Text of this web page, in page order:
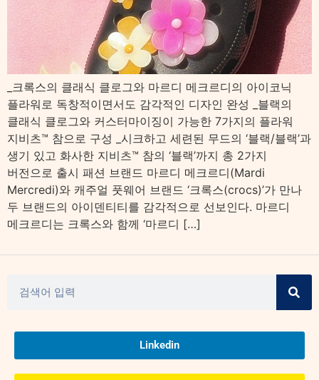
_크록스의 클래식 클로그와 마르디 메크르디의 아이코닉
플라워로 독창적이면서도 감각적인 디자인 완성 _블랙의
클래식 클로그와 커스터마이징이 가능한 7가지의 플라워
지비츠™ 참으로 구성 _시크하고 세련된 무드의 ‘블랙/블랙’과
생기 있고 화사한 지비츠™ 참의 ‘블랙’까지 총 2가지
버전으로 출시 패션 브랜드 마르디 메크르디(Mardi
Mercredi)와 캐주얼 풋웨어 브랜드 ‘크록스(crocs)’가 만나
두 브랜드의 아이덴티티를 감각적으로 선보인다. 마르디
메크르디는 크록스와 함께 ‘마르디 […]
Linkedin